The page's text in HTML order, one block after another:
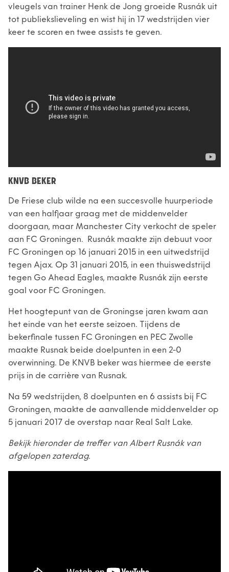
vleugels van trainer Henk de Jong groeide Rusnák uit
tot publiekslieveling en wist hij in 17 wedstrijden vier
keer te scoren en twee assists te geven.
KNVB BEKER
De Friese club wilde na een succesvolle huurperiode
van een halfjaar graag met de middenvelder
doorgaan, maar Manchester City verkocht de speler
aan FC Groningen. Rusnák maakte zijn debuut voor
FC Groningen op 16 januari 2015 in een uitwedstrijd
tegen Ajax. Op 31 januari 2015, in een thuiswedstrijd
tegen Go Ahead Eagles, maakte Rusnák zijn eerste
goal voor FC Groningen.
Het hoogtepunt van de Groningse jaren kwam aan
het einde van het eerste seizoen. Tijdens de
bekerfinale tussen FC Groningen en PEC Zwolle
maakte Rusnak beide doelpunten in een 2-0
overwinning. De KNVB beker was hiermee de eerste
prijs in de carrière van Rusnak.
Na 59 wedstrijden, 8 doelpunten en 6 assists bij FC
Groningen, maakte de aanvallende middenvelder op
5 januari 2017 de overstap naar Real Salt Lake.
Bekijk hieronder de treffer van Albert Rusnák van
afgelopen zaterdag.